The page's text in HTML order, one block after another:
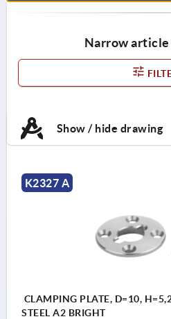
Narrow
Show / hide drawing
K2327 A
CLAMPING PLATE, D=10,
STEEL A2 BRIGHT